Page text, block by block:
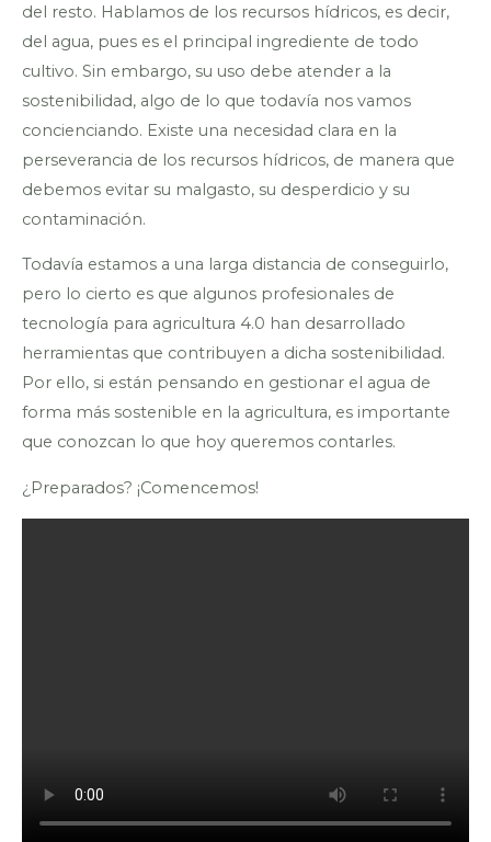
del resto. Hablamos de los recursos hídricos, es decir,
del agua, pues es el principal ingrediente de todo
cultivo. Sin embargo, su uso debe atender a la
sostenibilidad, algo de lo que todavía nos vamos
concienciando. Existe una necesidad clara en la
perseverancia de los recursos hídricos, de manera que
debemos evitar su malgasto, su desperdicio y su
contaminación.
Todavía estamos a una larga distancia de conseguirlo,
pero lo cierto es que algunos profesionales de
tecnología para agricultura 4.0 han desarrollado
herramientas que contribuyen a dicha sostenibilidad.
Por ello, si están pensando en gestionar el agua de
forma más sostenible en la agricultura, es importante
que conozcan lo que hoy queremos contarles.
¿Preparados? ¡Comencemos!